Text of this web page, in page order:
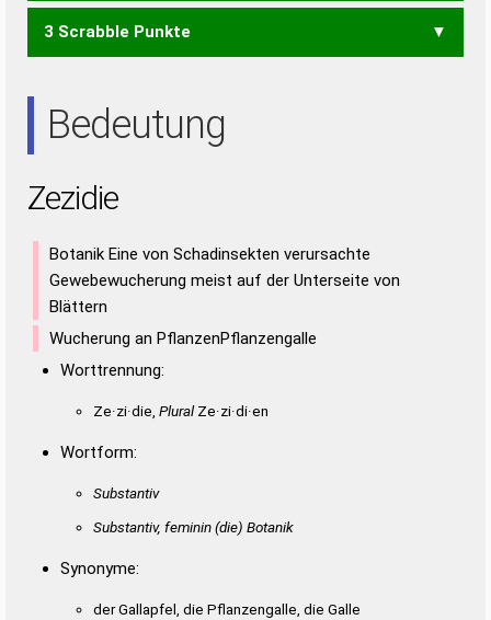
EIDE IDEE
3 Scrabble Punkte
Bedeutung
Zezidie
Botanik Eine von Schadinsekten verursachte
Gewebewucherung meist auf der Unterseite von
Blättern
Wucherung an PflanzenPflanzengalle
Worttrennung:
Ze·zi·die, PluralZe·zi·di·en
Wortform:
Substantiv
Substantiv, feminin(die) Botanik
Synonyme:
der Gallapfel, die Pflanzengalle, die Galle